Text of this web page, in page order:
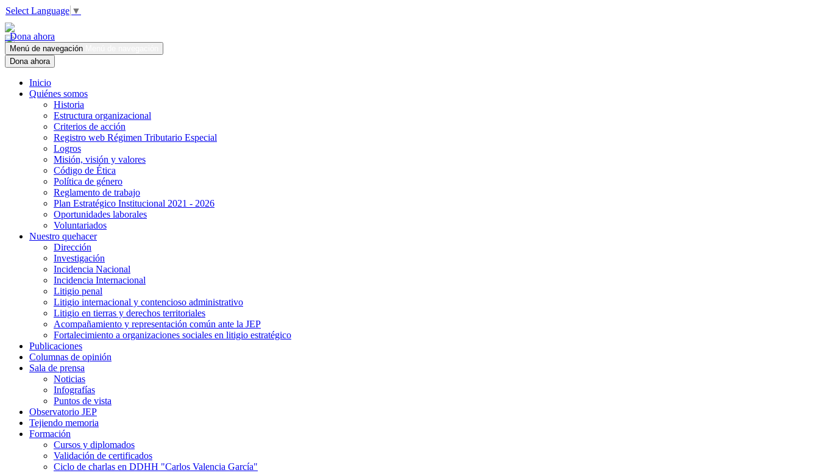
Select Language ▼
Dona ahora
Menú de navegación
Dona ahora
Inicio
Quiénes somos
Historia
Estructura organizacional
Criterios de acción
Registro web Régimen Tributario Especial
Logros
Misión, visión y valores
Código de Ética
Política de género
Reglamento de trabajo
Plan Estratégico Institucional 2021 - 2026
Oportunidades laborales
Voluntariados
Nuestro quehacer
Dirección
Investigación
Incidencia Nacional
Incidencia Internacional
Litigio penal
Litigio internacional y contencioso administrativo
Litigio en tierras y derechos territoriales
Acompañamiento y representación común ante la JEP
Fortalecimiento a organizaciones sociales en litigio estratégico
Publicaciones
Columnas de opinión
Sala de prensa
Noticias
Infografías
Puntos de vista
Observatorio JEP
Tejiendo memoria
Formación
Cursos y diplomados
Validación de certificados
Ciclo de charlas en DDHH "Carlos Valencia García"